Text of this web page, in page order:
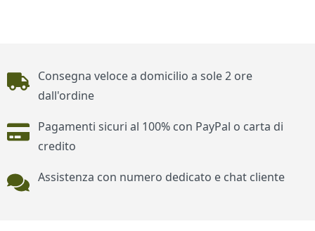
Piè di pagina
Consegna veloce a domicilio a sole 2 ore
dall'ordine
Pagamenti sicuri al 100% con PayPal o carta di
credito
Assistenza con numero dedicato e chat cliente